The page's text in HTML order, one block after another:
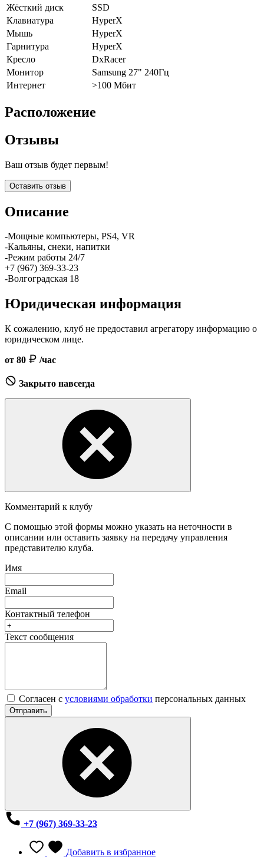
Жёсткий диск
SSD
Клавиатура
HyperX
Мышь
HyperX
Гарнитура
HyperX
Кресло
DxRacer
Монитор
Samsung 27" 240Гц
Интернет
>100 Мбит
Расположение
Отзывы
Ваш отзыв будет первым!
Оставить отзыв
Описание
-Мощные компьютеры, PS4, VR
-Кальяны, снеки, напитки
-Режим работы 24/7
+7 (967) 369-33-23
-Волгоградская 18
Юридическая информация
К сожалению, клуб не предоставил агрегатору информацию о
юридическом лице.
от 80 /час
Закрыто навсегда
Комментарий к клубу
С помощью этой формы можно указать на неточности в
описании или оставить заявку на передачу управления
представителю клуба.
Имя
Email
Контактный телефон
Текст сообщения
Согласен с условиями обработки персональных данных
Отправить
+7 (967) 369-33-23
Добавить в избранное